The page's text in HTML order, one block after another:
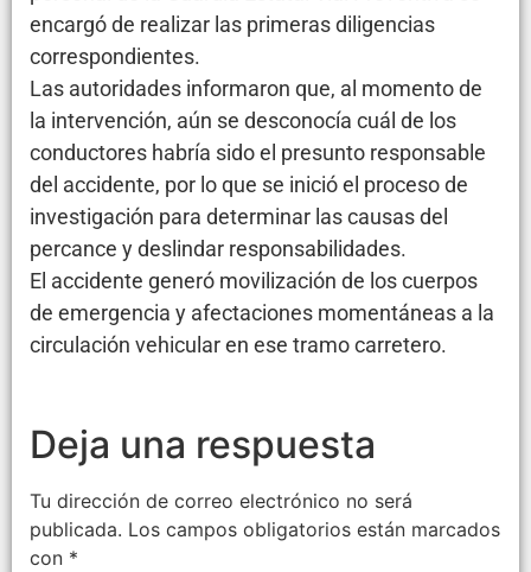
encargó de realizar las primeras diligencias
correspondientes.
Las autoridades informaron que, al momento de
la intervención, aún se desconocía cuál de los
conductores habría sido el presunto responsable
del accidente, por lo que se inició el proceso de
investigación para determinar las causas del
percance y deslindar responsabilidades.
El accidente generó movilización de los cuerpos
de emergencia y afectaciones momentáneas a la
circulación vehicular en ese tramo carretero.
Deja una respuesta
Tu dirección de correo electrónico no será
publicada. Los campos obligatorios están marcados
con *